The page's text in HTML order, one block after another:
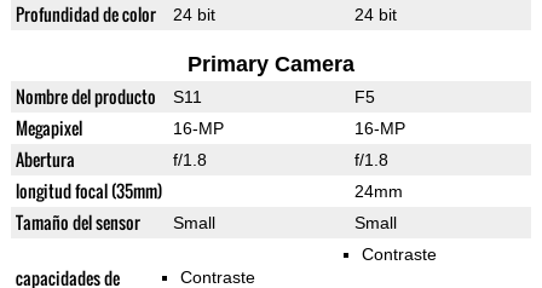
Profundidad de color 24 bit 24 bit
Primary Camera
Nombre del producto S11 F5
Megapixel 16-MP 16-MP
Abertura f/1.8 f/1.8
longitud focal (35mm) 24mm
Tamaño del sensor Small Small
capacidades de
Contraste
Contraste